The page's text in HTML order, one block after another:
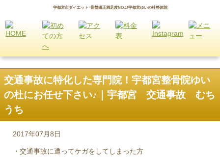
宇都宮市ダイエット･骨盤矯正満足度NO.1!宇都宮ゆいの杜整体院
交通事故に特化した専門院！宇都宮整骨院ゆい
の杜にお任せ下さい♪｜宇都宮 交通事故 むち
うち
2017年07月8日
・交通事故に遭ってケガをしてしまった方